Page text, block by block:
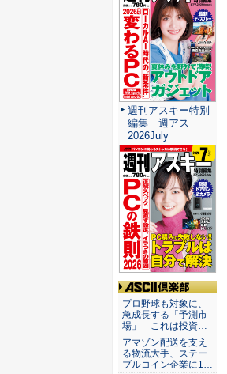
週刊アスキー特別
編集 週アス
2026July
ASCII倶楽部
プロ野球も対象に、
急成長する「予測市
場」 これは投資…
アマゾン配送を支え
る物流大手、ステー
ブルコイン企業に1…